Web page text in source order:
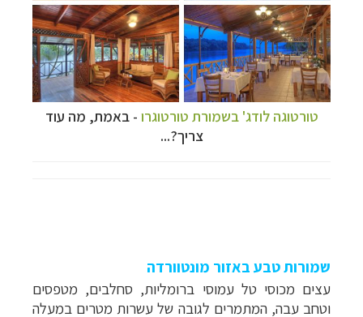
טורטוגה לודג' בשמורת טורטוגרו - באמת, מה עוד
צריך?...
שמורות טבע באזור מונטוורדה
עצים מכוסי טל עמוסי ברומליות, סחלבים, מטפסים
וטחב עבה, המתמרים לגובה של עשרות מטרים במעלה